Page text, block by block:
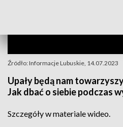
Źródło: Informacje Lubuskie, 14.07.2023
Upały będą nam
Jak dbać o siebie podczas
Szczegóły w materiale wideo.